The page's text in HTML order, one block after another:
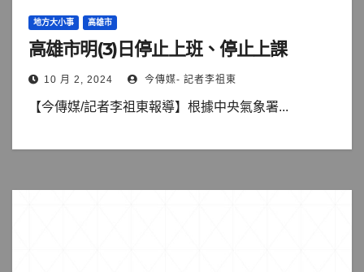
地方大小事 高雄市
高雄市明(3)日停止上班、停止上課
10 月 2, 2024 今傳媒- 記者李祖東
【今傳媒/記者李祖東報導】根據中央氣象署...